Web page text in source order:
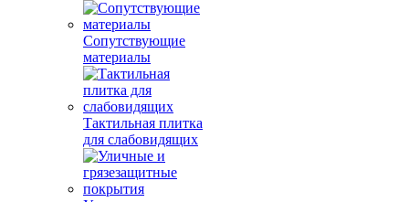
Сопутствующие
материалы
Тактильная плитка
для слабовидящих